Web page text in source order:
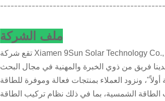
ملف الشركة
تقع شركة Xiamen 9Sun Solar Technology Co., Ltd في شيامن، المدينة الساحلية الجميلة في الصين، ونحن متخصصون في التصميم
فريق من ذوي الخبرة والمهنية في مجال البحث
ونزود العملاء بمنتجات فعالة وموفرة للطاقة
الطاقة الشمسية، بما في ذلك نظام تركيب الطاقة